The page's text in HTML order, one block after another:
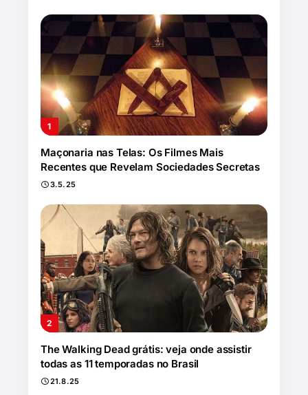
Maçonaria nas Telas: Os Filmes Mais
Recentes que Revelam Sociedades Secretas
3.5.25
The Walking Dead grátis: veja onde assistir
todas as 11 temporadas no Brasil
21.8.25